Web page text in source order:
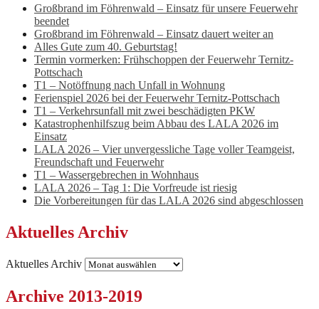
Großbrand im Föhrenwald – Einsatz für unsere Feuerwehr
beendet
Großbrand im Föhrenwald – Einsatz dauert weiter an
Alles Gute zum 40. Geburtstag!
Termin vormerken: Frühschoppen der Feuerwehr Ternitz-
Pottschach
T1 – Notöffnung nach Unfall in Wohnung
Ferienspiel 2026 bei der Feuerwehr Ternitz-Pottschach
T1 – Verkehrsunfall mit zwei beschädigten PKW
Katastrophenhilfszug beim Abbau des LALA 2026 im
Einsatz
LALA 2026 – Vier unvergessliche Tage voller Teamgeist,
Freundschaft und Feuerwehr
T1 – Wassergebrechen in Wohnhaus
LALA 2026 – Tag 1: Die Vorfreude ist riesig
Die Vorbereitungen für das LALA 2026 sind abgeschlossen
Aktuelles Archiv
Aktuelles Archiv
Archive 2013-2019